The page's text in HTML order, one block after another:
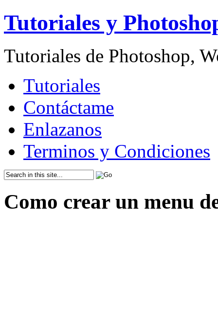
Tutoriales y
Tutoriales de Photoshop,
Tutoriales
Contáctame
Enlazanos
Terminos y Condiciones
Como crear un menu